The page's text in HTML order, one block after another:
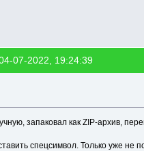
07-2022, 19:24:39
запаковал как ZIP-архив,
спецсимвол. Только уже не